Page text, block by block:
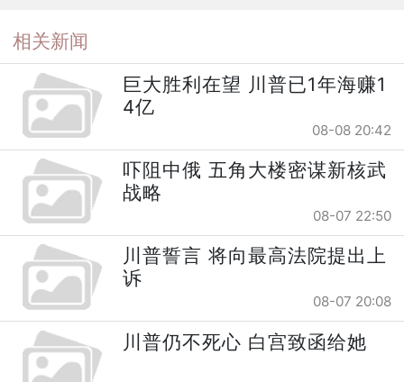
相关新闻
巨大胜利在望 川普已1年海赚1
4亿
08-08 20:42
吓阻中俄 五角大楼密谋新核武
战略
08-07 22:50
川普誓言 将向最高法院提出上
诉
08-07 20:08
川普仍不死心 白宫致函给她